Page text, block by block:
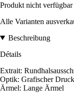
Produkt nicht verfügbar
Alle Varianten
Beschreibung
Détails
Extrait:
Optik: Grafischer Druck
Ärmel: Lange Ärmel